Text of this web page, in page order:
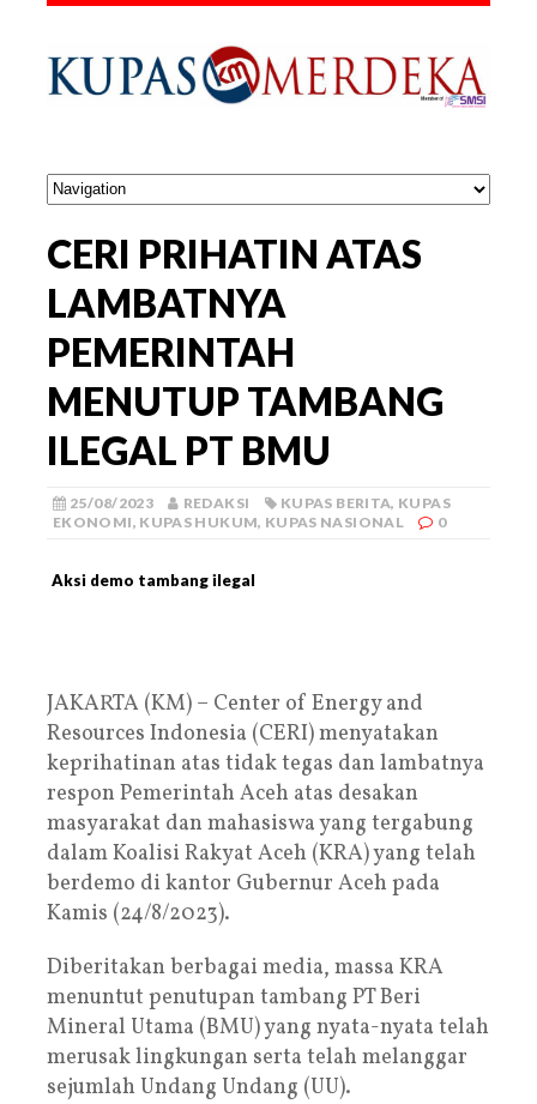
CERI PRIHATIN ATAS
LAMBATNYA
PEMERINTAH
MENUTUP TAMBANG
ILEGAL PT BMU
25/08/2023 REDAKSI KUPAS BERITA, KUPAS
EKONOMI, KUPAS HUKUM, KUPAS NASIONAL 0
Aksi demo tambang ilegal
JAKARTA (KM) – Center of Energy and
Resources Indonesia (CERI) menyatakan
keprihatinan atas tidak tegas dan lambatnya
respon Pemerintah Aceh atas desakan
masyarakat dan mahasiswa yang tergabung
dalam Koalisi Rakyat Aceh (KRA) yang telah
berdemo di kantor Gubernur Aceh pada
Kamis (24/8/2023).
Diberitakan berbagai media, massa KRA
menuntut penutupan tambang PT Beri
Mineral Utama (BMU) yang nyata-nyata telah
merusak lingkungan serta telah melanggar
sejumlah Undang Undang (UU).